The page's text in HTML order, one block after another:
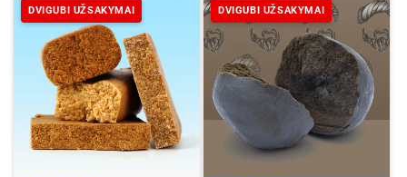
DVIGUBI UŽSAKYMAI DVIGUBI UŽSAKYMAI